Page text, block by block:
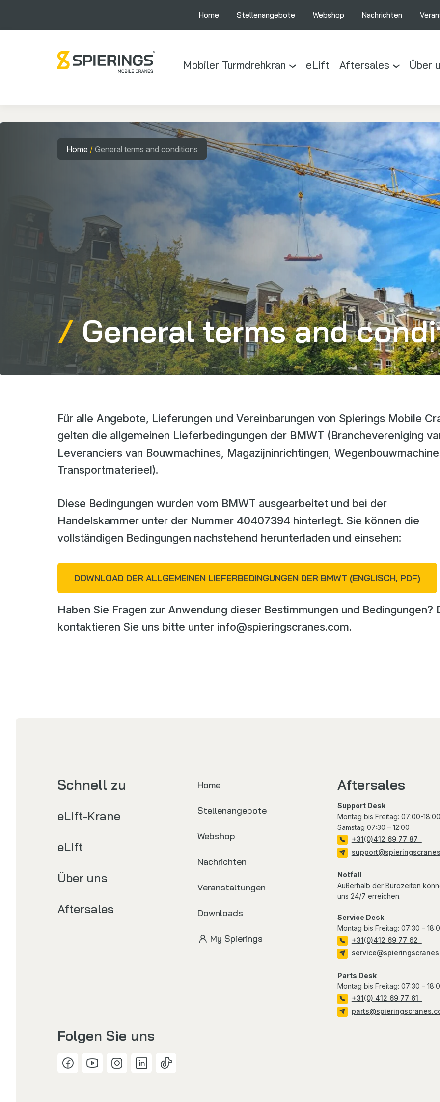
Home Stellenangebote Webshop Nachrichten
Mobiler Turmdrehkran eLift Aftersales Über
Home / General terms and conditions
General terms and
Für alle Angebote, Lieferungen und Vereinbarungen von Spierings Mobile
gelten die allgemeinen Lieferbedingungen der BMWT (Branchevereniging
Leveranciers van Bouwmachines, Magazijninrichtingen,
Transportmaterieel).
Diese Bedingungen wurden vom BMWT ausgearbeitet und bei der
Handelskammer unter der Nummer 40407394 hinterlegt. Sie können die
vollständigen Bedingungen nachstehend herunterladen und einsehen:
DOWNLOAD DER ALLGEMEINEN LIEFERBEDINGUNGEN DER BMWT (ENGLISCH, PDF)
Haben Sie Fragen zur Anwendung dieser Bestimmungen und Bedingungen?
kontaktieren Sie uns bitte unter info@spieringscranes.com.
Schnell zu
eLift-Krane
eLift
Über uns
Aftersales
Home
Stellenangebote
Webshop
Nachrichten
Veranstaltungen
Downloads
My Spierings
Aftersales
Support Desk
Montag bis Freitag: 07:00-18:00
Samstag 07:30 – 12:00
+31(0)412 69 77 87
Notfall
Außerhalb der Bürozeiten
uns 24/7 erreichen.
Service Desk
Montag bis Freitag: 07:30 –
+31(0)412 69 77 62
Parts Desk
Montag bis Freitag: 07:30 –
+31(0) 412 69 77 61
Folgen Sie uns